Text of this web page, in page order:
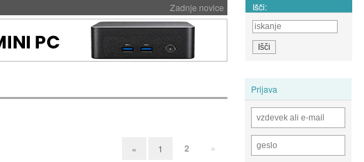
Zadnje novice Išči:
Prijava
« 1 2 »